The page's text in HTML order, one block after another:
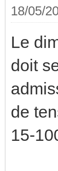
18/05/
Le
doit
de
15-